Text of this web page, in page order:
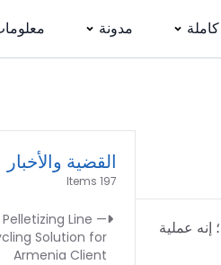
مدونة
إنه عملية
القضية والأخبار
197 Items
Line —
Solution for
Armenia Client